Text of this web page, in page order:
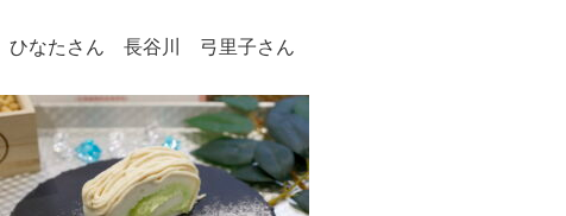
なたさん ⻑⾕川 ⼸⾥⼦さん